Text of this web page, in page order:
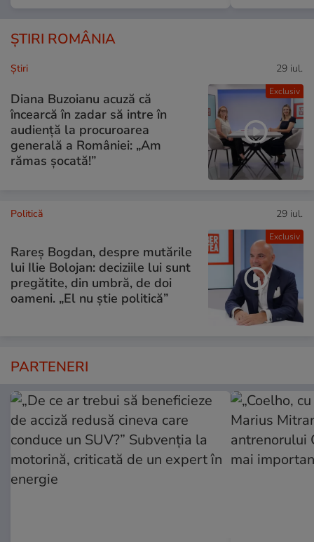
ȘTIRI ROMÂNIA
Exclusiv
Ştiri 29 iul.
Diana Buzoianu acuză că
încearcă în zadar să intre în
audiență la procuroarea
generală a României: „Am
rămas șocată!”
Exclusiv
Politică 29 iul.
Rareș Bogdan, despre mutările
lui Ilie Bolojan: deciziile lui sunt
pregătite, din umbră, de doi
oameni. „El nu știe politică”
PARTENERI